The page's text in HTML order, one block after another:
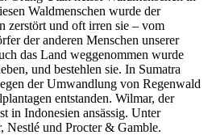
Waldmenschen wurde der
zerstört und oft irren sie – vom
der anderen Menschen unserer
das Land weggenommen wurde
und bestehlen sie. In Sumatra
der Umwandlung von Regenwald
entstanden. Wilmar, der
in Indonesien ansässig. Unter
Nestlé und Procter & Gamble.